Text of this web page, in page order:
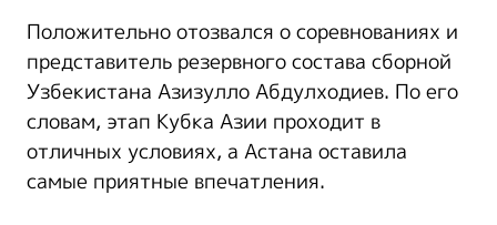
Положительно отозвался о соревнованиях и
представитель резервного состава сборной
Узбекистана Азизулло Абдулходиев. По его
словам, этап Кубка Азии проходит в
отличных условиях, а Астана оставила
самые приятные впечатления.